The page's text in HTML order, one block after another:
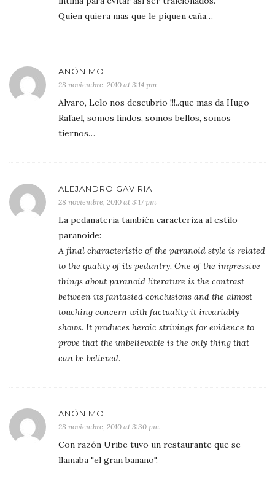
Quien quiera mas que le piquen caña…
ANÓNIMO
28 noviembre, 2010 at 3:14 pm
Alvaro, Lelo nos descubrio !!!..que mas da Hugo
Rafael, somos lindos, somos bellos, somos
tiernos…
ALEJANDRO GAVIRIA
28 noviembre, 2010 at 3:17 pm
La pedanateria también caracteriza al estilo
paranoide:
A final characteristic of the paranoid style is related
to the quality of its pedantry. One of the impressive
things about paranoid literature is the contrast
between its fantasied conclusions and the almost
touching concern with factuality it invariably
shows. It produces heroic strivings for evidence to
prove that the unbelievable is the only thing that
can be believed.
ANÓNIMO
28 noviembre, 2010 at 3:30 pm
Con razón Uribe tuvo un restaurante que se
llamaba "el gran banano".